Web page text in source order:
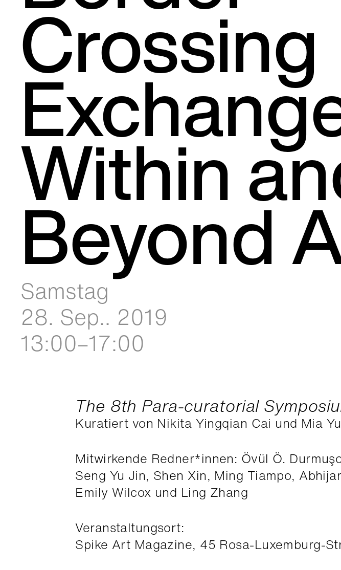
Crossing
Within
Beyond
Samstag
28. Sep.. 2019
13:00–17:00
The 8th Para-curatorial
Kuratiert von Nikita Yingqian Cai und Mia Yu
Mitwirkende Redner*innen: Övül Ö.
Seng Yu Jin, Shen Xin, Ming Tiampo,
Emily Wilcox und Ling Zhang
Veranstaltungsort:
Spike Art Magazine, 45 Rosa-Luxemburg-